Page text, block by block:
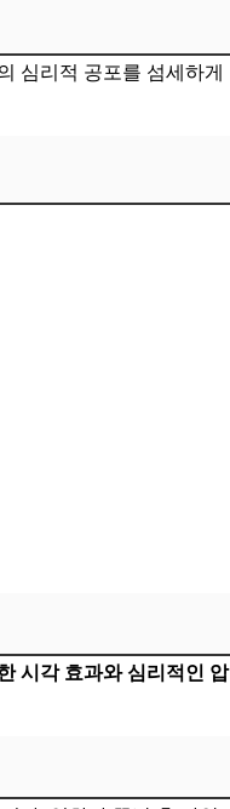
심리적 공포를 섬세하게
시각 효과와 심리적인 압